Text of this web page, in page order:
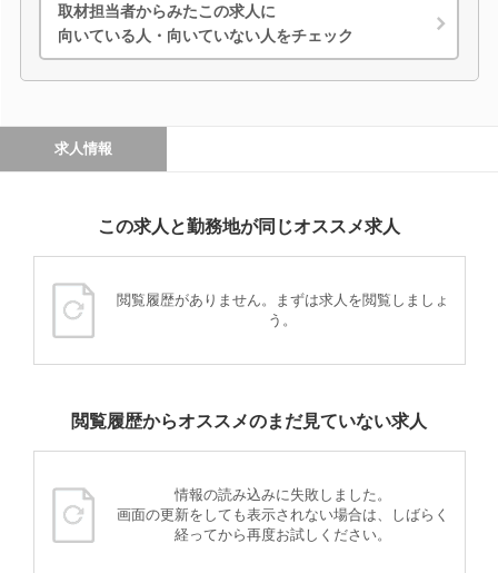
取材担当者からみたこの求人に
向いている人・向いていない人をチェック
求人情報
この求人と勤務地が同じオススメ求人
閲覧履歴がありません。まずは求人を閲覧しましょ
う。
閲覧履歴からオススメのまだ見ていない求人
情報の読み込みに失敗しました。
画面の更新をしても表示されない場合は、しばらく
経ってから再度お試しください。